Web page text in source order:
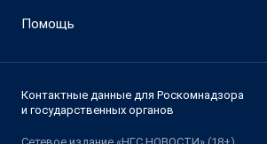
Помощь
Контактные данные для Роскомнадзора
и государственных органов